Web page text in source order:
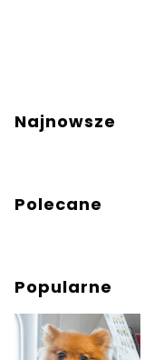
Najnowsze
Polecane
Popularne